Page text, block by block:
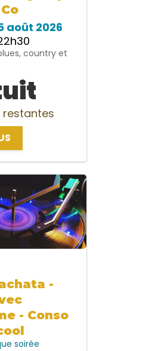
août 2026
country et
restantes
-
- Conso
soirée